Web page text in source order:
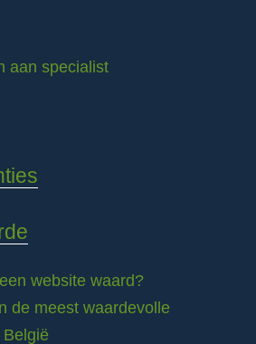
aan specialist
website waard?
de meest waardevolle